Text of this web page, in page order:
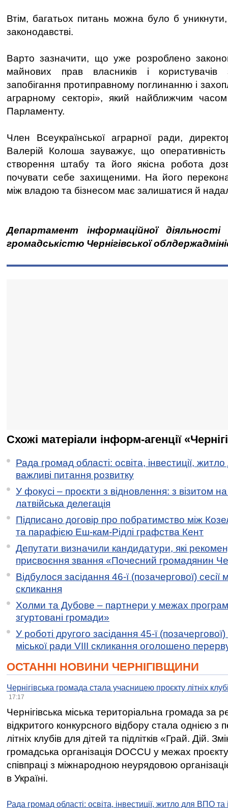
Втім, багатьох питань можна було б уникнути,
законодавстві.
Варто зазначити, що уже розроблено
майнових прав власників і користувачів
запобігання протиправному поглинанню і
аграрному секторі», який найближчим
Парламенту.
Член Всеукраїнської аграрної ради,
Валерій Колоша зауважує, що
створення штабу та його якісна робота
почувати себе захищеними. На його
між владою та бізнесом має залишатися й
Департамент інформаційної
громадськістю Чернігівської
Схожі матеріали інформ-агенції
Рада громад області: освіта, інвестиції,
важливі питання розвитку
У фокусі – проєкти з відновлення: з візитом
латвійська делегація
Підписано договір про побратимство між
та парафією Еш-кам-Рідлі графства Кент
Депутати визначили кандидатури, які
присвоєння звання «Почесний громадянин
Відбулося засідання 46-ї (позачергової) сесії
скликання
Холми та Дубове – партнери у межах
згуртовані громади»
У роботі другого засідання 45-ї (позачергової)
міської ради VIII скликання оголошено
ОСТАННІ НОВИНИ ЧЕРНІГІВЩИНИ
Чернігівська громада стала учасницею проєкту літніх
17:17
Чернігівська міська територіальна громада за
відкритого конкурсного відбору стала однією
літніх клубів для дітей та підлітків «Грай. Дій.
громадська організація DOCCU у межах
співпраці з міжнародною неурядовою
в Україні.
Рада громад області: освіта, інвестиції, житло для ВПО